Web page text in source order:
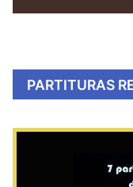
PARTITURAS